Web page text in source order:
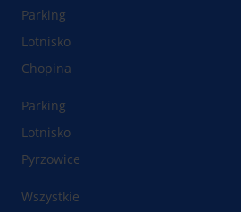
Parking
Lotnisko
Chopina
Parking
Lotnisko
Pyrzowice
Wszystkie